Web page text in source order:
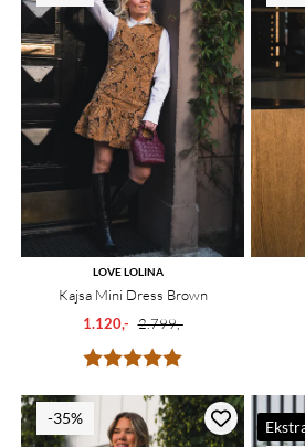
Karakter:
LOVE LOLINA
Kajsa Mini Dress Brown
1.120,- 2.799,-
-35%